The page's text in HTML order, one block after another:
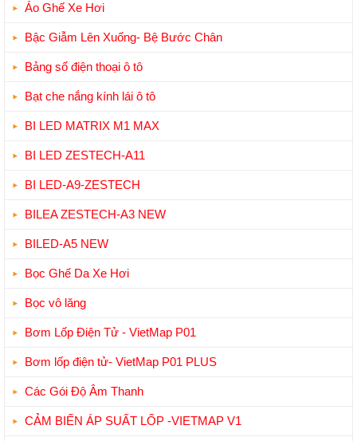
Áo Ghế Xe Hơi
Bậc Giẫm Lên Xuống- Bệ Bước Chân
Bảng số điện thoại ô tô
Bạt che nắng kính lái ô tô
BI LED MATRIX M1 MAX
BI LED ZESTECH-A11
BI LED-A9-ZESTECH
BILEA ZESTECH-A3 NEW
BILED-A5 NEW
Bọc Ghế Da Xe Hơi
Bọc vô lăng
Bơm Lốp Điện Tử - VietMap P01
Bơm lốp điện tử- VietMap P01 PLUS
Các Gói Độ Âm Thanh
CẢM BIẾN ÁP SUẤT LỐP -VIETMAP V1